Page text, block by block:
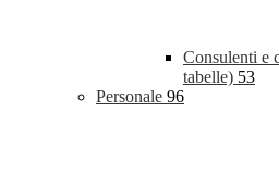
Consulenti e
tabelle) 53
Personale 96